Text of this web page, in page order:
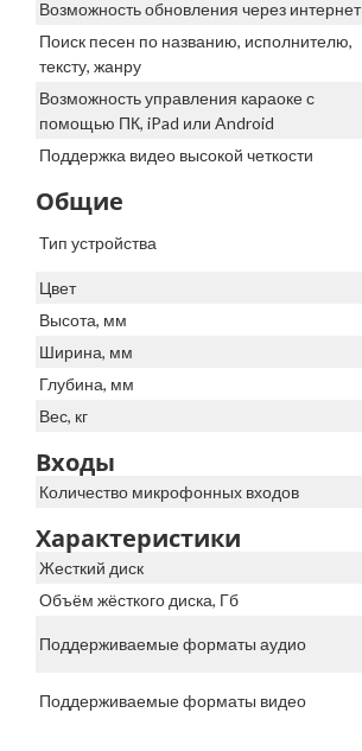
Возможность обновления через интернет
Поиск песен по названию, исполнителю,
тексту, жанру
Возможность управления караоке с
помощью ПК, iPad или Android
Поддержка видео высокой четкости
Общие
Тип устройства
Цвет
Высота, мм
Ширина, мм
Глубина, мм
Вес, кг
Входы
Количество микрофонных входов
Характеристики
Жесткий диск
Объём жёсткого диска, Гб
Поддерживаемые форматы аудио
Поддерживаемые форматы видео